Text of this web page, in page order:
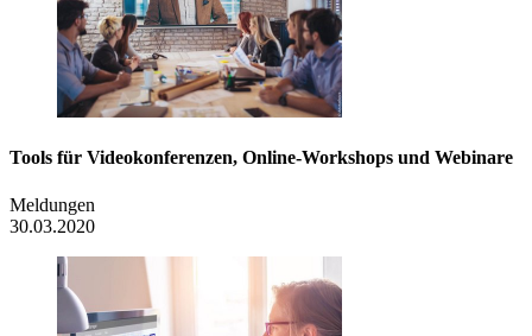
Tools für Videokonferenzen, Online-Workshops und Webinare
Meldungen
30.03.2020